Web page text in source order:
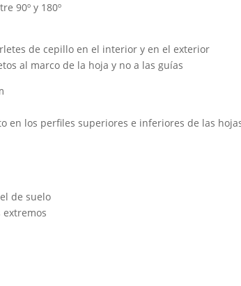
90º y 180º
de cepillo en el interior y en el exterior
al marco de la hoja y no a las guías
en los perfiles superiores e inferiores de las
de suelo